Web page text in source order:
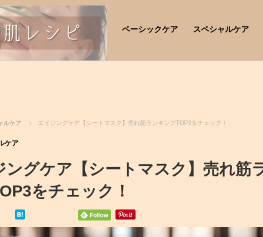
ベーシックケア スペシャルケア
ルケア エイジングケア【シートマスク】売れ筋ランキングTOP3をチェック！
ケア
ングケア【シートマスク】売れ筋
をチェック！